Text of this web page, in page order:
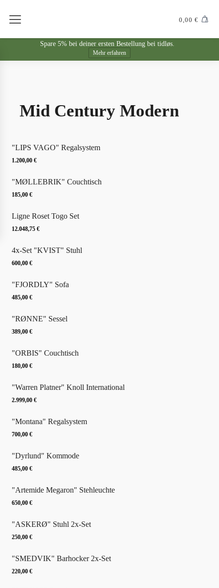
0,00 €
Spare 5% bei deiner ersten Bestellung bei tidløs.
Mehr erfahren
Mid Century Modern
"LIPS VAGO" Regalsystem
1.200,00 €
"MØLLEBRIK" Couchtisch
185,00 €
Ligne Roset Togo Set
12.048,75 €
4x-Set "KVIST" Stuhl
600,00 €
"FJORDLY" Sofa
485,00 €
"RØNNE" Sessel
389,00 €
"ORBIS" Couchtisch
180,00 €
"Warren Platner" Knoll International
2.999,00 €
"Montana" Regalsystem
700,00 €
"Dyrlund" Kommode
485,00 €
"Artemide Megaron" Stehleuchte
650,00 €
"ASKERØ" Stuhl 2x-Set
250,00 €
"SMEDVIK" Barhocker 2x-Set
220,00 €